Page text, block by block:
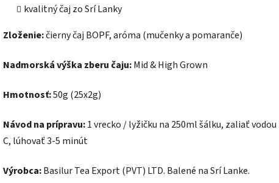
kvalitný čaj zo Srí Lanky
Zloženie:čierny čaj BOPF, aróma (mučenky a pomaranče)
Nadmorská výška zberu čaju:Mid & High Grown
Hmotnosť:50g (25x2g)
Návod na prípravu:1 vrecko / lyžičku na 250ml šálku, zaliať vodou
C, lúhovať 3-5 minút
Výrobca:Basilur Tea Export (PVT) LTD. Balené na Srí Lanke.